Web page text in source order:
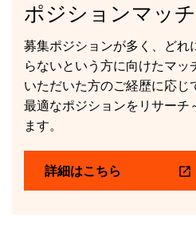
ポジションマッ
募集ポジションが多く、どれ
らないという方に向けたマッ
いただいた方のご経歴に応じ
最適なポジションをリサーチ
ます。
詳細はこちら